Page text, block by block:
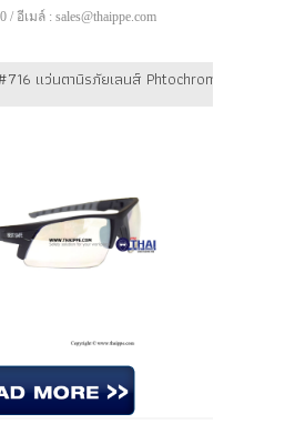
/ อีเมล์ : sales@thaippe.com
#716 แว่นตานิรภัยเลนส์ Phtochromatic lens #